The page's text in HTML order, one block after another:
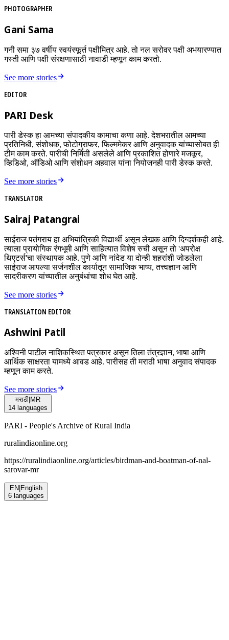
PHOTOGRAPHER
Gani Sama
गनी समा ३७ वर्षीय स्वयंस्फूर्त पक्षीमित्र आहे. तो नल सरोवर पक्षी अभयारण्यात
गस्ती आणि पक्षी संरक्षणासाठी नावाडी म्हणून काम करतो.
See more stories
EDITOR
PARI Desk
पारी डेस्क हा आमच्या संपादकीय कामाचा कणा आहे. देशभरातील आमच्या
प्रतिनिधी, संशोधक, फोटोग्राफर, फिल्ममेकर आणि अनुवादक यांच्यासोबत ही
टीम काम करते. पारीची निर्मिती असलेले आणि प्रकाशित होणारे मजकूर,
व्हिडिओ, ऑडिओ आणि संशोधन अहवाल यांना नियोजनही पारी डेस्क करते.
See more stories
TRANSLATOR
Sairaj Patangrai
साईराज पतंगराय हा अभियांत्रिकी विद्यार्थी असून लेखक आणि दिग्दर्शकही आहे.
त्याला प्रायोगिक रंगभूमी आणि साहित्यात विशेष रुची असून तो 'अपरोक्ष
थिएटर्स'चा संस्थापक आहे. पुणे आणि नांदेड या दोन्ही शहरांशी जोडलेला
साईराज आपल्या सर्जनशील कार्यातून सामाजिक भाष्य, तत्त्वज्ञान आणि
सादरीकरण यांच्यातील अनुबंधांचा शोध घेत आहे.
See more stories
TRANSLATION EDITOR
Ashwini Patil
अश्विनी पाटील नाशिकस्थित पत्रकार असून तिला तंत्रज्ञान, भाषा आणि
आर्थिक साक्षरता यामध्ये आवड आहे. पारीसह ती मराठी भाषा अनुवाद संपादक
म्हणून काम करते.
See more stories
मराठी MR
14 languages
PARI - People's Archive of Rural India
ruralindiaonline.org
https://ruralindiaonline.org/articles/birdman-and-boatman-of-nal-
sarovar-mr
EN English
6 languages